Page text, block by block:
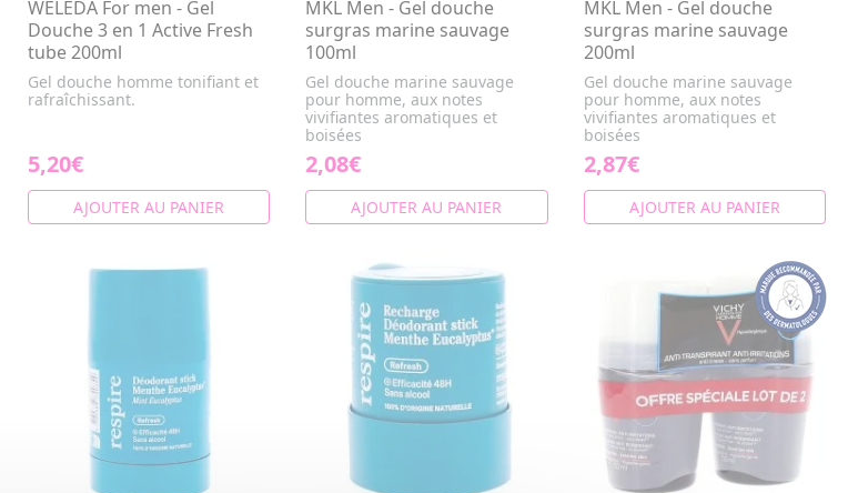
WELEDA For men - Gel
Douche 3 en 1 Active Fresh
tube 200ml
Gel douche homme tonifiant et
rafraîchissant.
5,20€
AJOUTER AU PANIER
MKL Men - Gel douche
surgras marine sauvage
100ml
Gel douche marine sauvage
pour homme, aux notes
vivifiantes aromatiques et
boisées
2,08€
AJOUTER AU PANIER
MKL Men - Gel douche
surgras marine sauvage
200ml
Gel douche marine sauvage
pour homme, aux notes
vivifiantes aromatiques et
boisées
2,87€
AJOUTER AU PANIER